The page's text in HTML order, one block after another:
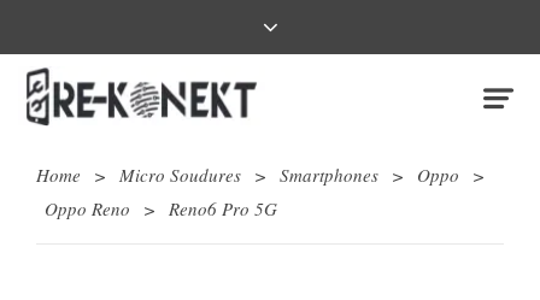
Home > Micro Soudures > Smartphones > Oppo
>
Oppo Reno
> Reno6 Pro 5G